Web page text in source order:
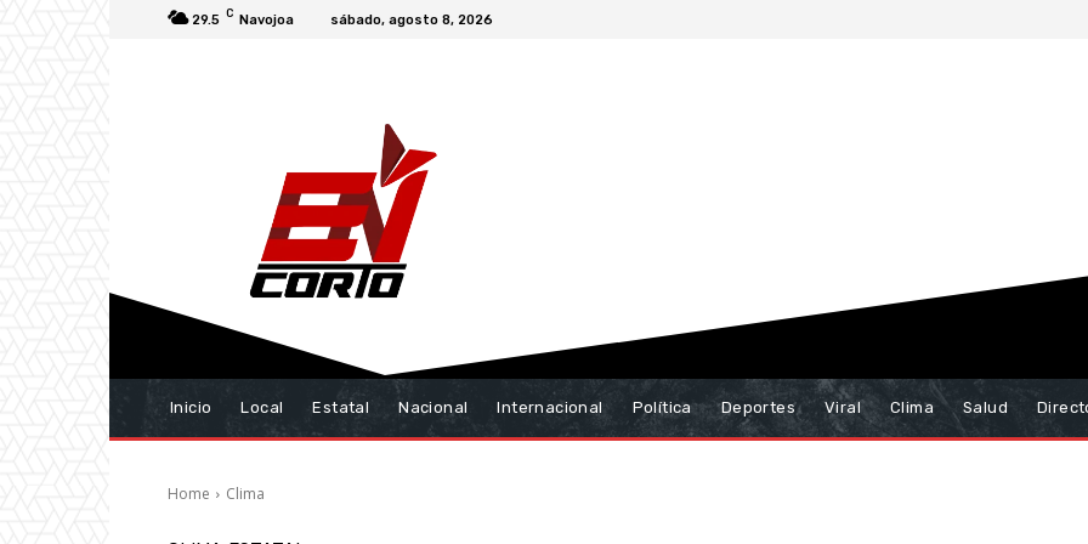
29.5 C Navojoa sábado, agosto 8, 2026
Inicio Local Estatal Nacional Internacional Política Deportes Viral Clima Salud
Home Clima